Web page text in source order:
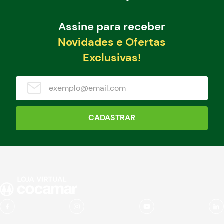
Assine para receber
Novidades e Ofertas
Exclusivas!
CADASTRAR